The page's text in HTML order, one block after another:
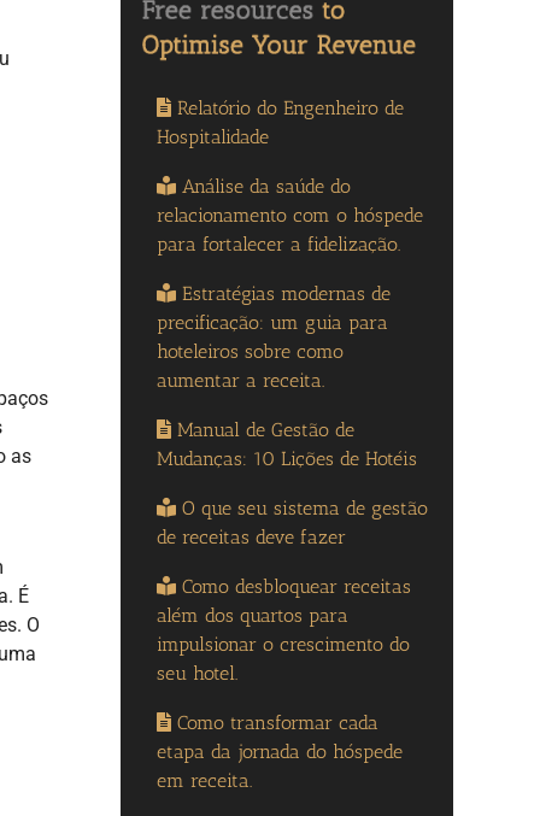
as
É
O
Relatório do Engenheiro de
Hospitalidade
Análise da saúde do
relacionamento com o hóspede
para fortalecer a fidelização.
Estratégias modernas de
precificação: um guia para
hoteleiros sobre como
aumentar a receita.
Manual de Gestão de
Mudanças: 10 Lições de Hotéis
O que seu sistema de gestão
de receitas deve fazer
Como desbloquear receitas
além dos quartos para
impulsionar o crescimento do
seu hotel.
Como transformar cada
etapa da jornada do hóspede
em receita.